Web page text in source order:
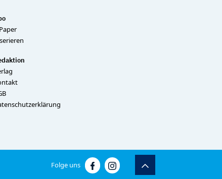
Folge uns